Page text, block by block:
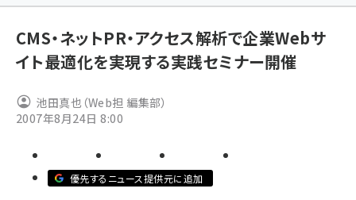
ai (2814)
note (2317)
CMS・ネットPR・アクセス解析で企業Webサ
イト最適化を実現する実践セミナー開催
池田真也（Web担 編集部）
2007年8月24日 8:00
優先するニュース提供元に追加
生成
るセ